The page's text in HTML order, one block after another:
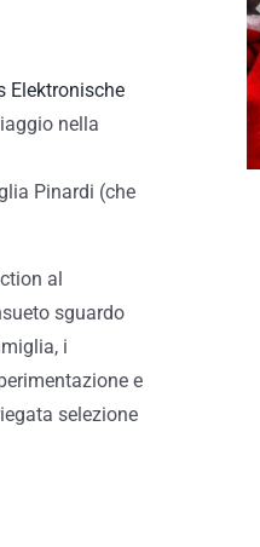
Elektronische
nella
Pinardi (che
al
sguardo
i
e
selezione